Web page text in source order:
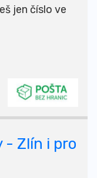
jen číslo ve
- Zlín i pro